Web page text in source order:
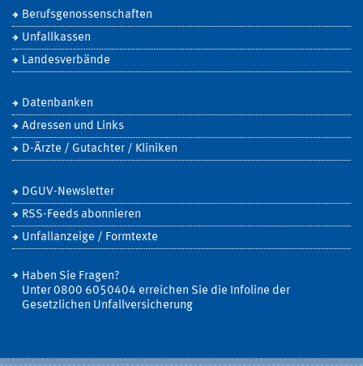
Berufsgenossenschaften
Unfallkassen
Landesverbände
Datenbanken
Adressen und Links
D-Ärzte / Gutachter / Kliniken
DGUV-Newsletter
RSS-Feeds abonnieren
Unfallanzeige / Formtexte
Haben Sie Fragen?
Unter 0800 6050404 erreichen Sie die Infoline der
Gesetzlichen Unfallversicherung